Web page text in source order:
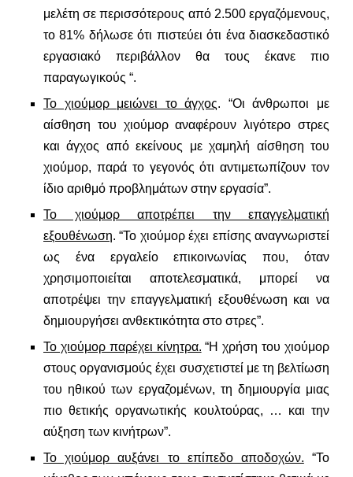
μελέτη σε περισσότερους από 2.500 εργαζόμενους,
το 81% δήλωσε ότι πιστεύει ότι ένα διασκεδαστικό
εργασιακό περιβάλλον θα τους έκανε πιο
παραγωγικούς “.
Το χιούμορ μειώνει το άγχος. “Οι άνθρωποι με
αίσθηση του χιούμορ αναφέρουν λιγότερο στρες
και άγχος από εκείνους με χαμηλή αίσθηση του
χιούμορ, παρά το γεγονός ότι αντιμετωπίζουν τον
ίδιο αριθμό προβλημάτων στην εργασία”.
Το χιούμορ αποτρέπει την επαγγελματική
εξουθένωση. “Το χιούμορ έχει επίσης αναγνωριστεί
ως ένα εργαλείο επικοινωνίας που, όταν
χρησιμοποιείται αποτελεσματικά, μπορεί να
αποτρέψει την επαγγελματική εξουθένωση και να
δημιουργήσει ανθεκτικότητα στο στρες”.
Το χιούμορ παρέχει κίνητρα. “Η χρήση του χιούμορ
στους οργανισμούς έχει συσχετιστεί με τη βελτίωση
του ηθικού των εργαζομένων, τη δημιουργία μιας
πιο θετικής οργανωτικής κουλτούρας, … και την
αύξηση των κινήτρων”.
Το χιούμορ αυξάνει το επίπεδο αποδοχών. “Το